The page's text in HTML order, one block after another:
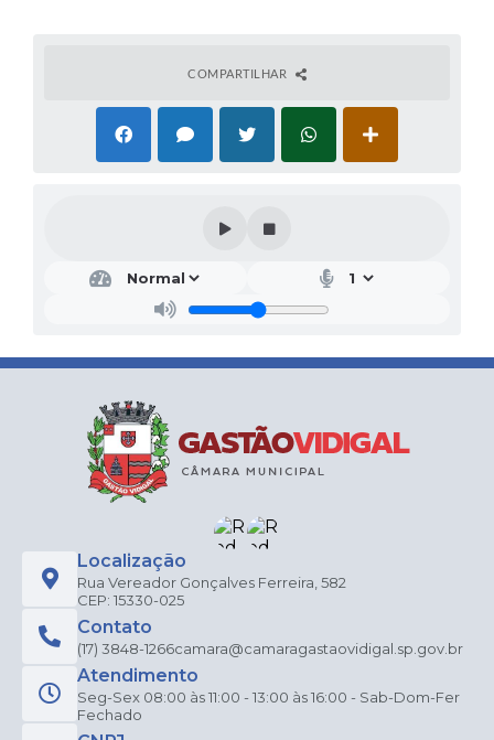
COMPARTILHAR
Localização
Rua Vereador Gonçalves Ferreira, 582
CEP: 15330-025
Contato
(17) 3848-1266camara@camaragastaovidigal.sp.gov.br
Atendimento
Seg-Sex 08:00 às 11:00 - 13:00 às 16:00 - Sab-Dom-Fer
Fechado